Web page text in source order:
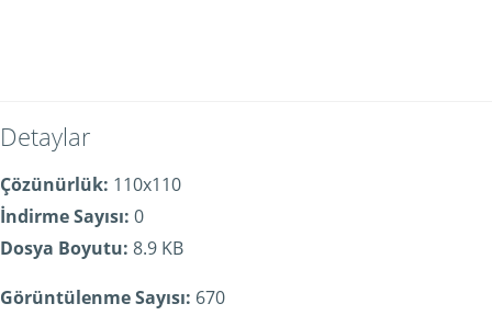
Detaylar
Çözünürlük: 110x110
İndirme Sayısı: 0
Dosya Boyutu: 8.9 KB
Görüntülenme Sayısı: 670